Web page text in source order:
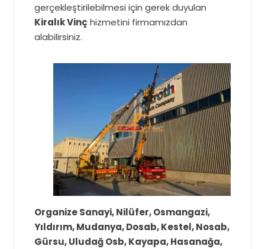
gerçekleştirilebilmesi için gerek duyulan
Kiralık Vinçhizmetini firmamızdan
alabilirsiniz.
Organize Sanayi, Nilüfer, Osmangazi,
Yıldırım, Mudanya, Dosab, Kestel, Nosab,
Gürsu, Uludağ Osb, Kayapa, Hasanağa,